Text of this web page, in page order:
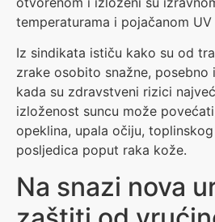
temperaturama i pojačanom UV
Iz sindikata ističu kako su od
zrake osobito snažne, posebno
kada su zdravstveni rizici
izloženost suncu može
opeklina, upala očiju,
posljedica poput raka kože.
Na snazi nova